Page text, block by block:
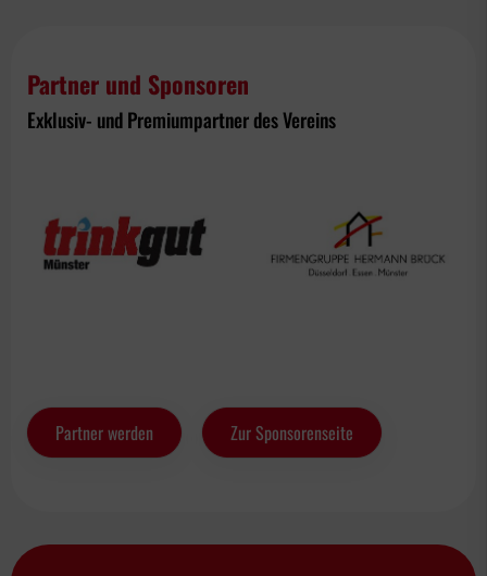
Partner und Sponsoren
Exklusiv- und Premiumpartner des Vereins
Partner werden Zur Sponsorenseite